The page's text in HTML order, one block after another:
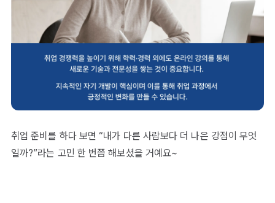
취업 준비를 하다 보면 “내가 다른 사람보다 더 나은 강점이 무엇
일까?”라는 고민 한 번쯤 해보셨을 거예요~